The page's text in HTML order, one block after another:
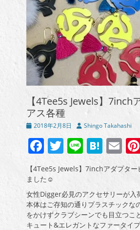
【4Tee5s Jewels】7inch
アス各種
投
日
2018年2月8日
投
者
Shingo Takahashi
Facebook
Twitter
Line
【4Tee5s Jewels】7inchアダプタ
ました☺
女性Digger必見のアクセサリーが入
本体はご存知の通りプラスチックな
をかけずクラブシーンでも目立つこ
キュート&エレガントなファータイ